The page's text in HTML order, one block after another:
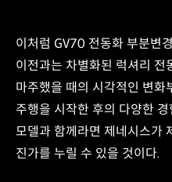
이처럼 GV70 전동화 부분변
이전과는 차별화된 럭셔리 전
마주했을 때의 시각적인 변화
주행을 시작한 후의 다양한
모델과 함께라면 제네시스가
진가를 누릴 수 있을 것이다.